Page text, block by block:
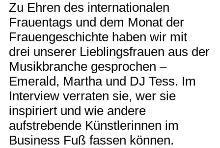
Zu Ehren des internationalen
Frauentags und dem Monat der
Frauengeschichte haben wir mit
drei unserer Lieblingsfrauen aus der
Musikbranche gesprochen –
Emerald, Martha und DJ Tess. Im
Interview verraten sie, wer sie
inspiriert und wie andere
aufstrebende Künstlerinnen im
Business Fuß fassen können.